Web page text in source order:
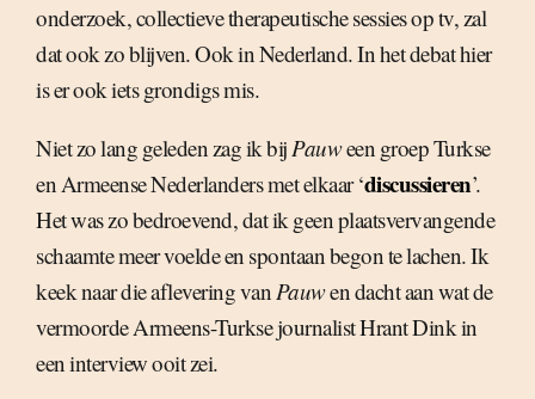
onderzoek, collectieve therapeutische sessies op tv, zal
dat ook zo blijven. Ook in Nederland. In het debat hier
is er ook iets grondigs mis.
Niet zo lang geleden zag ik bij Pauween groep Turkse
en Armeense Nederlanders met elkaar ‘discussieren’.
Het was zo bedroevend, dat ik geen plaatsvervangende
schaamte meer voelde en spontaan begon te lachen. Ik
keek naar die aflevering van Pauwen dacht aan wat de
vermoorde Armeens-Turkse journalist Hrant Dink in
een interview ooit zei.